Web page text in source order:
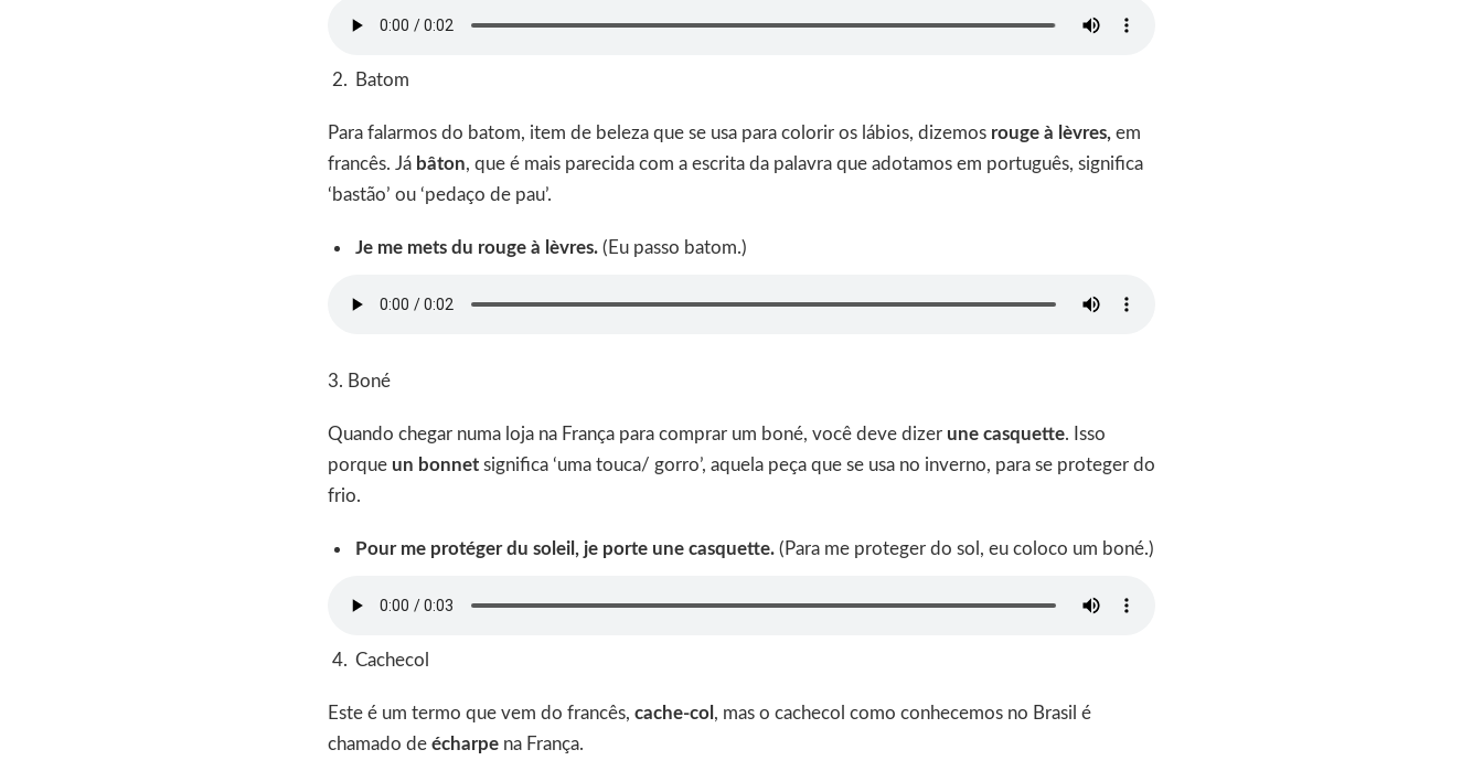
Batom
Para falarmos do batom, item de beleza que se usa para colorir os lábios, dizemos rouge à lèvres, em
francês. Já bâton, que é mais parecida com a escrita da palavra que adotamos em português, significa
‘bastão’ ou ‘pedaço de pau’.
Je me mets du rouge à lèvres.(Eu passo batom.)
3. Boné
Quando chegar numa loja na França para comprar um boné, você deve dizer une casquette. Isso
porque un bonnet significa ‘uma touca/ gorro’, aquela peça que se usa no inverno, para se proteger do
frio.
Pour me protéger du soleil, je porte une casquette. (Para me proteger do sol, eu coloco um boné.)
Cachecol
Este é um termo que vem do francês, cache-col , mas o cachecol como conhecemos no Brasil é
chamado de écharpe na França.